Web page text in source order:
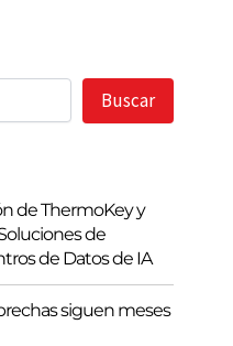
Buscar
de ThermoKey y
de
de Datos de IA
siguen meses